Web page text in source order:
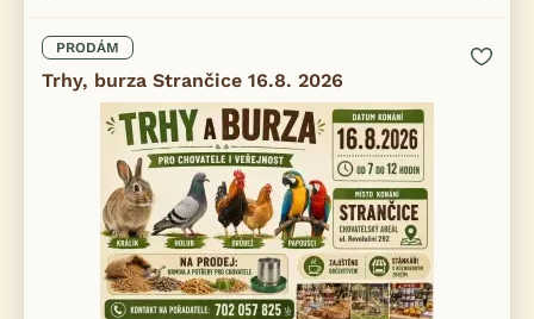
PRODÁM
Trhy, burza Strančice 16.8. 2026